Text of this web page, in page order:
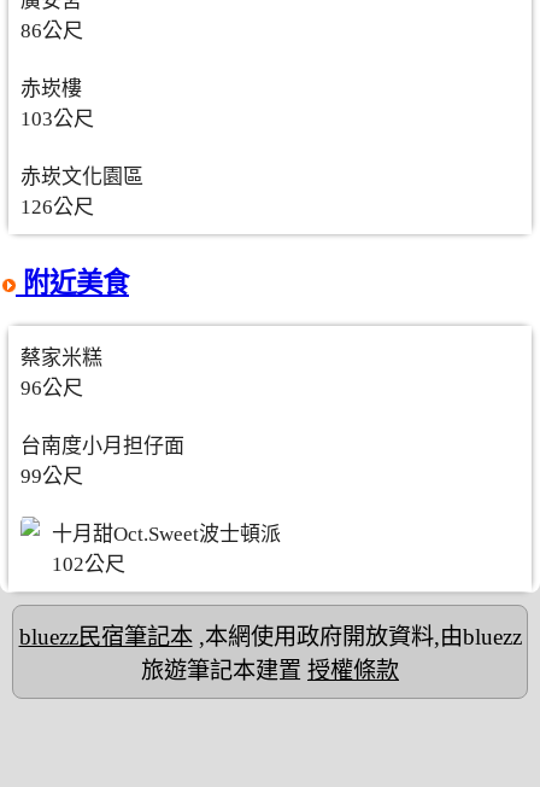
86公尺
赤崁樓
103公尺
赤崁文化園區
126公尺
附近美食
蔡家米糕
96公尺
台南度小月担仔面
99公尺
十月甜Oct.Sweet波士頓派
102公尺
bluezz民宿筆記本,本網使用政府開放資料,由bluezz
旅遊筆記本建置 授權條款